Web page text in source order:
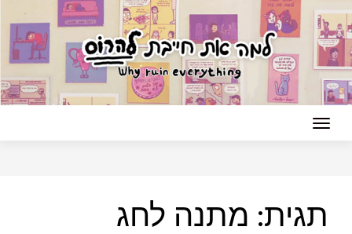
Skip
to
content
תגית: מתנה לחג